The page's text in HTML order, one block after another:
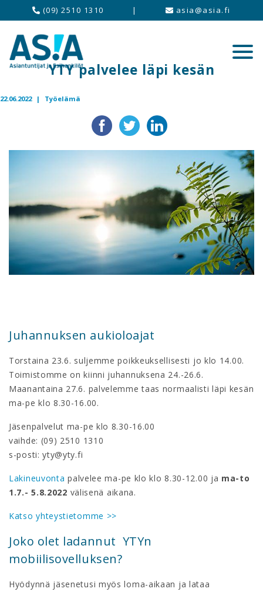
(09) 2510 1310 | asia@asia.fi
YTY palvelee läpi kesän
22.06.2022 | Työelämä
Juhannuksen aukioloajat
Torstaina 23.6. suljemme poikkeuksellisesti jo klo 14.00.
Toimistomme on kiinni juhannuksena 24.-26.6.
Maanantaina 27.6. palvelemme taas normaalisti läpi kesän
ma-pe klo 8.30-16.00.
Jäsenpalvelut ma-pe klo 8.30-16.00
vaihde: (09) 2510 1310
s-posti: yty@yty.fi
Lakineuvontapalvelee ma-pe klo klo 8.30-12.00 ja ma-to
1.7.- 5.8.2022 välisenä aikana.
Katso yhteystietomme >>
Joko olet ladannut YTYn
mobiilisovelluksen?
Hyödynnä jäsenetusi myös loma-aikaan ja lataa